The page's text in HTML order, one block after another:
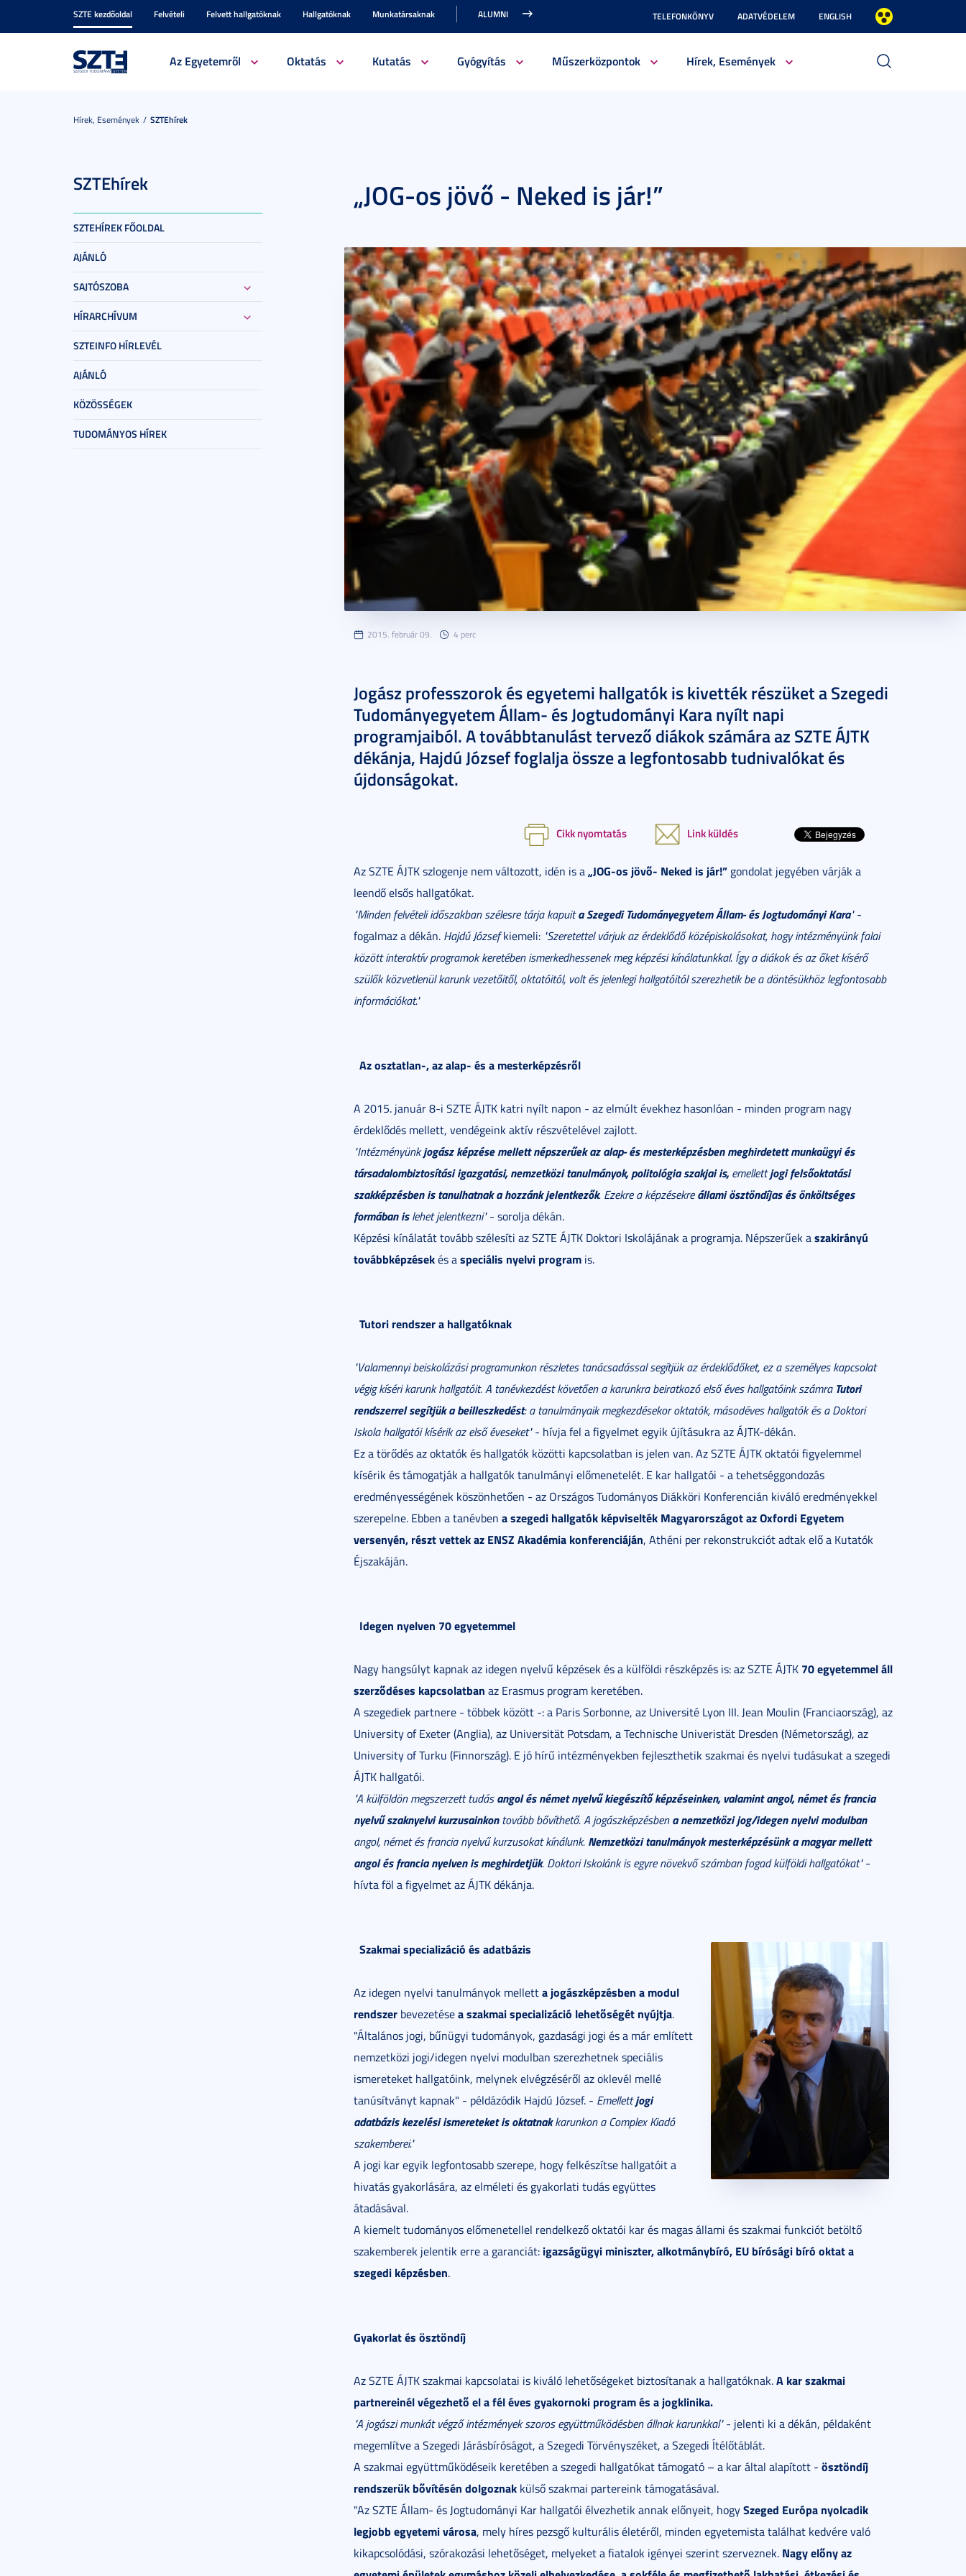
SZTE kezdőoldal Felvételi Felvett hallgatóknak Hallgatóknak Munkatársaknak ALUMNI TELEFONKÖNYV ADATVÉDELEM ENGLISH
Az Egyetemről Oktatás Kutatás Gyógyítás Műszerközpontok Hírek, Események
Hírek, Események SZTEhírek
SZTEhírek
SZTEHÍREK FŐOLDAL
AJÁNLÓ
SAJTÓSZOBA
HÍRARCHÍVUM
SZTEINFO HÍRLEVÉL
AJÁNLÓ
KÖZÖSSÉGEK
TUDOMÁNYOS HÍREK
„JOG-os jövő - Neked is jár!”
2015. február 09. 4 perc
Jogász professzorok és egyetemi hallgatók is kivették részüket a Szegedi
Tudományegyetem Állam- és Jogtudományi Kara nyílt napi
programjaiból. A továbbtanulást tervező diákok számára az SZTE ÁJTK
dékánja, Hajdú József foglalja össze a legfontosabb tudnivalókat és
újdonságokat.
Cikk nyomtatás Link küldés
Az SZTE ÁJTK szlogenje nem változott, idén is a„JOG-os jövő- Neked is jár!” gondolat jegyében várják a
leendő elsős hallgatókat.
"Minden felvételi időszakban szélesre tárja kapuita Szegedi Tudományegyetem Állam- és Jogtudományi Kara"-
fogalmaz a dékán. Hajdú Józsefkiemeli: "Szeretettel várjuk az érdeklődő középiskolásokat, hogy intézményünk falai
között interaktív programok keretében ismerkedhessenek meg képzési kínálatunkkal. Így a diákok és az őket kísérő
szülők közvetlenül karunk vezetőitől, oktatóitól, volt és jelenlegi hallgatóitól szerezhetik be a döntésükhöz legfontosabb
információkat."
Az osztatlan-, az alap- és a mesterképzésről
A 2015. január 8-i SZTE ÁJTK katri nyílt napon - az elmúlt évekhez hasonlóan - minden program nagy
érdeklődés mellett, vendégeink aktív részvételével zajlott.
"Intézményünkjogász képzése mellett népszerűek az alap- és mesterképzésben meghirdetett munkaügyi és
társadalombiztosítási igazgatási, nemzetközi tanulmányok, politológia szakjai is, emellettjogi felsőoktatási
szakképzésben is tanulhatnak a hozzánk jelentkezők. Ezekre a képzésekreállami ösztöndíjas és önköltséges
formában islehet jelentkezni"- sorolja dékán.
Képzési kínálatát tovább szélesíti az SZTE ÁJTK Doktori Iskolájának a programja. Népszerűek aszakirányú
továbbképzésekés aspeciális nyelvi program is.
Tutori rendszer a hallgatóknak
"Valamennyi beiskolázási programunkon részletes tanácsadással segítjük az érdeklődőket, ez a személyes kapcsolat
végig kíséri karunk hallgatóit. A tanévkezdést követően a karunkra beiratkozó első éves hallgatóink számra Tutori
rendszerrel segítjük a beilleszkedést: a tanulmányaik megkezdésekor oktatók, másodéves hallgatók és a Doktori
Iskola hallgatói kísérik az első éveseket"- hívja fel a figyelmet egyik újításukra az ÁJTK-dékán.
Ez a törődés az oktatók és hallgatók közötti kapcsolatban is jelen van. Az SZTE ÁJTK oktatói figyelemmel
kísérik és támogatják a hallgatók tanulmányi előmenetelét. E kar hallgatói - a tehetséggondozás
eredményességének köszönhetően - az Országos Tudományos Diákköri Konferencián kiváló eredményekkel
szerepelne. Ebben a tanévben a szegedi hallgatók képviselték Magyarországot az Oxfordi Egyetem
versenyén, részt vettek az ENSZ Akadémia konferenciáján, Athéni per rekonstrukciót adtak elő a Kutatók
Éjszakáján.
Idegen nyelven 70 egyetemmel
Nagy hangsúlyt kapnak az idegen nyelvű képzések és a külföldi részképzés is: az SZTE ÁJTK 70 egyetemmel áll
szerződéses kapcsolatban az Erasmus program keretében.
A szegediek partnere - többek között -: a Paris Sorbonne, az Université Lyon III. Jean Moulin (Franciaország), az
University of Exeter (Anglia), az Universität Potsdam, a Technische Univeristät Dresden (Németország), az
University of Turku (Finnország). E jó hírű intézményekben fejleszthetik szakmai és nyelvi tudásukat a szegedi
ÁJTK hallgatói.
"A külföldön megszerzett tudásangol és német nyelvű kiegészítő képzéseinken, valamint angol, német és francia
nyelvű szaknyelvi kurzusainkontovább bővíthető. A jogászképzésbena nemzetközi jog/idegen nyelvi modulban
angol, német és francia nyelvű kurzusokat kínálunk. Nemzetközi tanulmányok mesterképzésünk a magyar mellett
angol és francia nyelven is meghirdetjük. Doktori Iskolánk is egyre növekvő számban fogad külföldi hallgatókat"-
hívta föl a figyelmet az ÁJTK dékánja.
Szakmai specializáció és adatbázis
Az idegen nyelvi tanulmányok melletta jogászképzésben a modul
rendszer bevezetésea szakmai specializáció lehetőségét nyújtja.
"Általános jogi, bűnügyi tudományok, gazdasági jogi és a már említett
nemzetközi jogi/idegen nyelvi modulban szerezhetnek speciális
ismereteket hallgatóink, melynek elvégzéséről az oklevél mellé
tanúsítványt kapnak" - példázódik Hajdú József. - Emellettjogi
adatbázis kezelési ismereteket is oktatnakkarunkon a Complex Kiadó
szakemberei."
A jogi kar egyik legfontosabb szerepe, hogy felkészítse hallgatóit a
hivatás gyakorlására, az elméleti és gyakorlati tudás együttes
átadásával.
A kiemelt tudományos előmenetellel rendelkező oktatói kar és magas állami és szakmai funkciót betöltő
szakemberek jelentik erre a garanciát: igazságügyi miniszter, alkotmánybíró, EU bírósági bíró oktat a
szegedi képzésben.
Gyakorlat és ösztöndíj
Az SZTE ÁJTK szakmai kapcsolatai is kiváló lehetőségeket biztosítanak a hallgatóknak.A kar szakmai
partnereinél végezhető el a fél éves gyakornoki program és a jogklinika.
"A jogászi munkát végző intézmények szoros együttműködésben állnak karunkkal"- jelenti ki a dékán, példaként
megemlítve a Szegedi Járásbíróságot, a Szegedi Törvényszéket, a Szegedi Ítélőtáblát.
A szakmai együttműködéseik keretében a szegedi hallgatókat támogató – a kar által alapított - ösztöndíj
rendszerük bővítésén dolgoznak külső szakmai partereink támogatásával.
"Az SZTE Állam- és Jogtudományi Kar hallgatói élvezhetik annak előnyeit, hogySzeged Európa nyolcadik
legjobb egyetemi városa, mely híres pezsgő kulturális életéről, minden egyetemista találhat kedvére való
kikapcsolódási, szórakozási lehetőséget, melyeket a fiatalok igényei szerint szerveznek. Nagy előny az